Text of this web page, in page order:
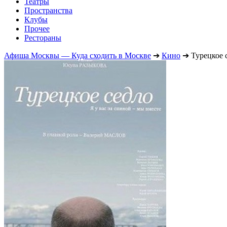
Пространства
Клубы
Прочее
Рестораны
Афиша Москвы — Куда сходить в Москве ➔ Кино ➔ Турецкое